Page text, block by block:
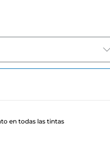
en todas las tintas